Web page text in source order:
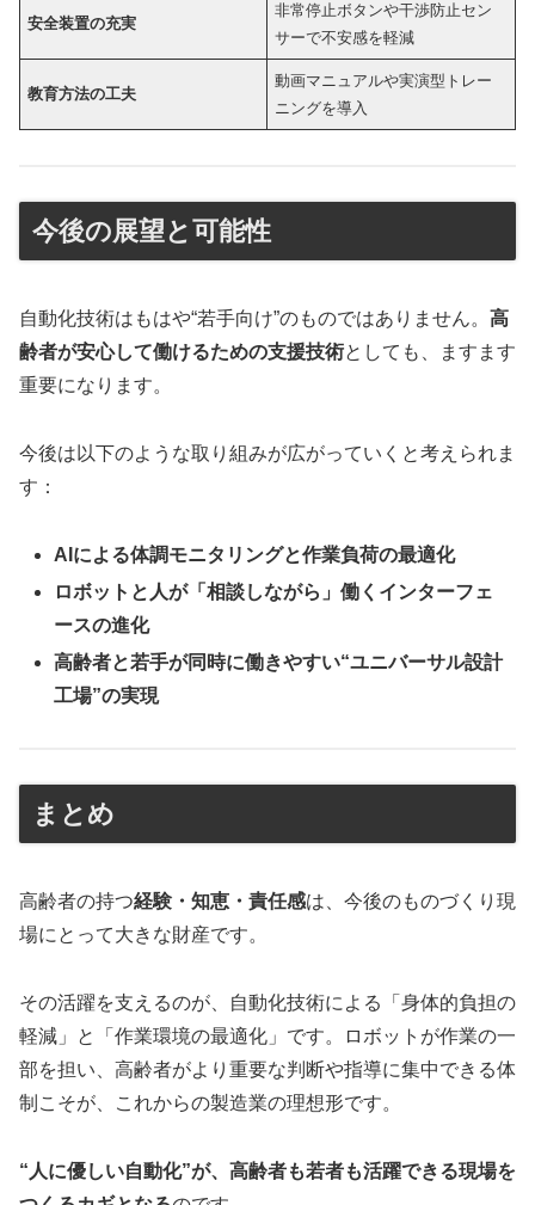
安全装置の充実
非常停止ボタンや干渉防止セン
サーで不安感を軽減
教育方法の工夫
動画マニュアルや実演型トレー
ニングを導入
今後の展望と可能性
自動化技術はもはや“若手向け”のものではありません。 高
齢者が安心して働けるための支援技術としても、ますます
重要になります。
今後は以下のような取り組みが広がっていくと考えられま
す：
AIによる体調モニタリングと作業負荷の最適化
ロボットと人が「相談しながら」働くインターフェ
ースの進化
高齢者と若手が同時に働きやすい“ユニバーサル設計
工場”の実現
まとめ
高齢者の持つ経験・知恵・責任感は、今後のものづくり現
場にとって大きな財産です。
その活躍を支えるのが、自動化技術による「身体的負担の
軽減」と「作業環境の最適化」です。ロボットが作業の一
部を担い、高齢者がより重要な判断や指導に集中できる体
制こそが、これからの製造業の理想形です。
“人に優しい自動化”が、高齢者も若者も活躍できる現場を